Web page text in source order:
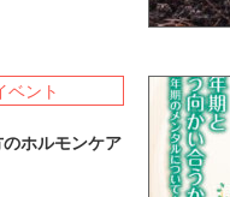
ベント
のホルモンケア